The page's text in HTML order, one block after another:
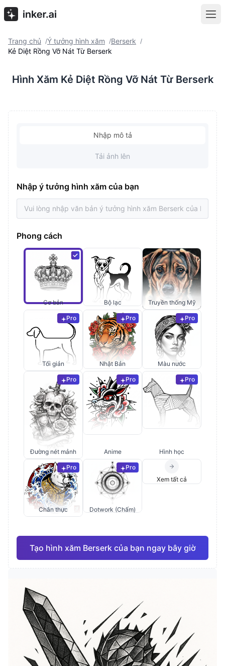
Trang chủ /Ý tưởng hình xăm /Berserk /
Kẻ Diệt Rồng Vỡ Nát Từ Berserk
Hình Xăm Kẻ Diệt Rồng Vỡ Nát Từ Berserk
Nhập mô tả
Tải ảnh lên
Nhập ý tưởng hình xăm của bạn
Phong cách
Cơ bản Bộ lạc Truyền thống Mỹ
Pro
Tối giản
Pro
Nhật Bản
Pro
Màu nước
Pro
Đường nét mảnh
Pro
Anime
Pro
Hình học
Pro
Chân thực
Pro
Dotwork (Chấm)
Xem tất cả
Tạo hình xăm Berserk của bạn ngay bây giờ